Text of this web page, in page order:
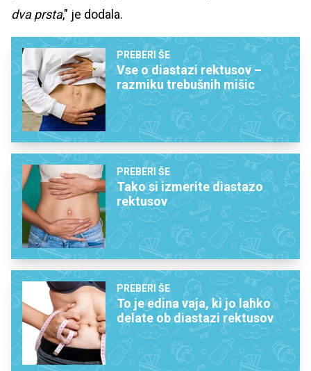
dva prsta," je dodala.
PREBERI ŠE
Vse o diastazi rektusov –
razmiku trebušnih mišic
PREBERI ŠE
Tako si izmerite diastazo
rektusov
PREBERI ŠE
To je edina vaja, ki jo lahko
delate ob diastazi rektusov